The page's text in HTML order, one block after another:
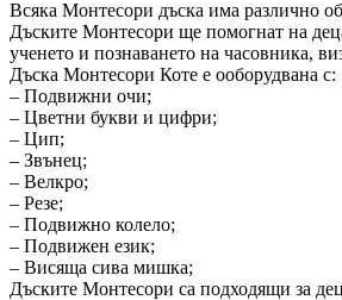
Всяка Монтесори дъска има различно
Дъските Монтесори ще помогнат на
ученето и познаването на часовника,
Дъска Монтесори Коте e oоборудвана с:
– Подвижни очи;
– Цветни букви и цифри;
– Цип;
– Звънец;
– Велкро;
– Резе;
– Подвижно колело;
– Подвижен език;
– Висяща сива мишка;
Дъските Монтесори са подходящи за